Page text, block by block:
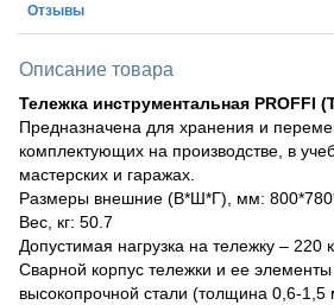
Отзывы
Описание товара
Тележка инструментальная PROFFI
Предназначена для хранения и
комплектующих на производстве, в
мастерских и гаражах.
Размеры внешние (В*Ш*Г), мм:
Вес, кг: 50.7
Допустимая нагрузка на тележку – 220
Сварной корпус тележки и ее
высокопрочной стали (толщина 0,6-1,5